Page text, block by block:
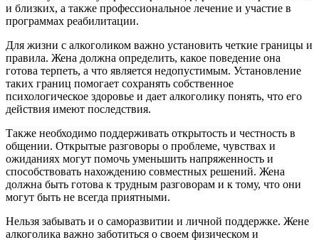
и близких, а также профессиональное лечение и участие в
программах реабилитации.
Для жизни с алкоголиком важно установить четкие границы и
правила. Жена должна определить, какое поведение она
готова терпеть, а что является недопустимым. Установление
таких границ помогает сохранять собственное
психологическое здоровье и дает алкоголику понять, что его
действия имеют последствия.
Также необходимо поддерживать открытость и честность в
общении. Открытые разговоры о проблеме, чувствах и
ожиданиях могут помочь уменьшить напряженность и
способствовать нахождению совместных решений. Жена
должна быть готова к трудным разговорам и к тому, что они
могут быть не всегда приятными.
Нельзя забывать и о саморазвитии и личной поддержке. Жене
алкоголика важно заботиться о своем физическом и